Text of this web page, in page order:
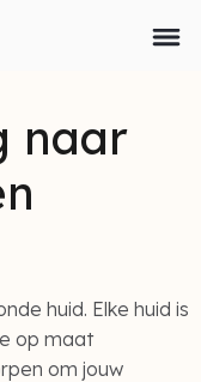
naar
huid. Elke huid is
op maat
om jouw